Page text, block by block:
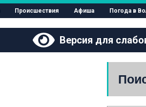
Происшествия Афиша Погода в
Версия для